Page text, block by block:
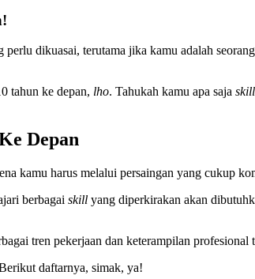
perlu dikuasai, terutama jika kamu adalah seorang
tahun ke depan, lho. Tahukah kamu apa saja skill
Depan
kamu harus melalui persaingan yang cukup
berbagai skill yang diperkirakan akan
tren pekerjaan dan keterampilan
daftarnya, simak, ya!